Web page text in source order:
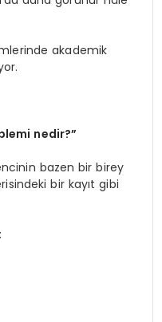
akademik
nedir?”
bazen bir birey
bir kayıt gibi